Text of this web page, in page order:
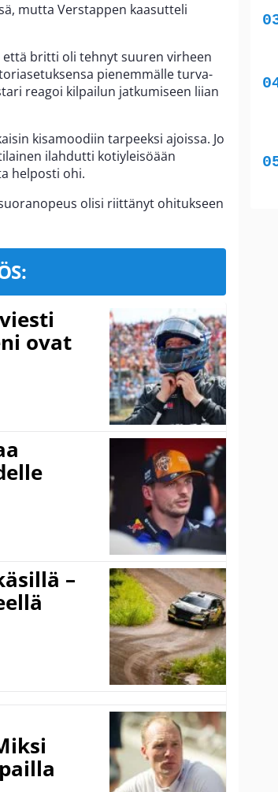
mutta Verstappen kaasutteli
britti oli tehnyt suuren virheen
pienemmälle turva-
reagoi kilpailun jatkumiseen liian
kisamoodiin tarpeeksi ajoissa. Jo
ilahdutti kotiyleisöään
helposti ohi.
olisi riittänyt ohitukseen
ovat
–